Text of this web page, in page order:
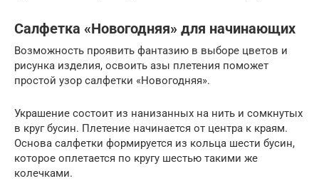
Салфетка «Новогодняя» для начинающих
Возможность проявить фантазию в выборе цветов и
рисунка изделия, освоить азы плетения поможет
простой узор салфетки «Новогодняя».
Украшение состоит из нанизанных на нить и сомкнутых
в круг бусин. Плетение начинается от центра к краям.
Основа салфетки формируется из кольца шести бусин,
которое оплетается по кругу шестью такими же
колечками.